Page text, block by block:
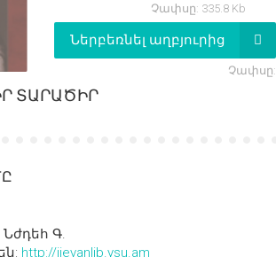
Չափսը: 335.8 Kb
Ներբեռնել աղբյուրից
Չափսը:
ՏԱՐԱԾԻՐ
Նժդեհ Գ.
http://ijevanlib.ysu.am